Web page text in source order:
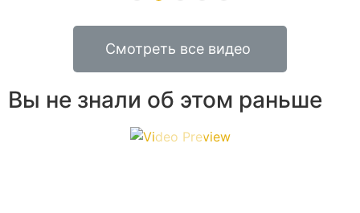
Смотреть все видео
Вы не знали об этом раньше